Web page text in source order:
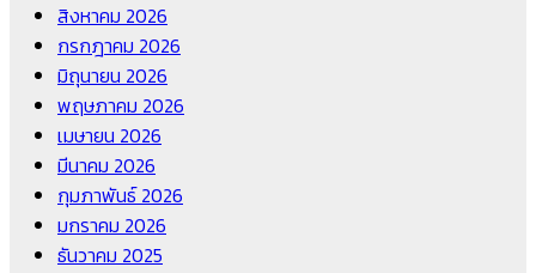
สิงหาคม 2026
กรกฎาคม 2026
มิถุนายน 2026
พฤษภาคม 2026
เมษายน 2026
มีนาคม 2026
กุมภาพันธ์ 2026
มกราคม 2026
ธันวาคม 2025